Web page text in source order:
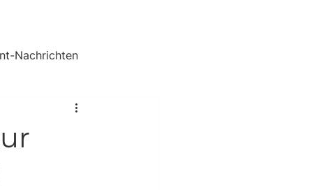
Nachrichten